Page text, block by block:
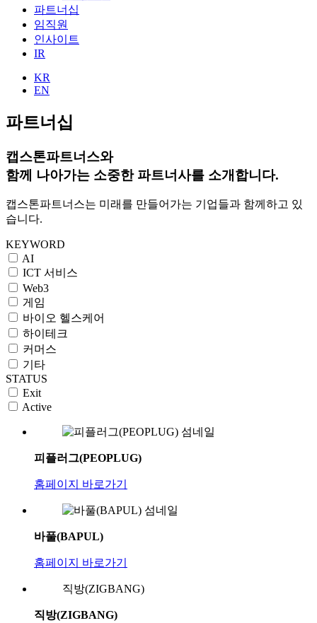
파트너십
임직원
인사이트
IR
KR
EN
파트너십
캡스톤파트너스와
함께 나아가는 소중한 파트너사를 소개합니다.
캡스톤파트너스는 미래를 만들어가는 기업들과 함께하고 있
습니다.
KEYWORD
AI
ICT 서비스
Web3
게임
바이오 헬스케어
하이테크
커머스
기타
STATUS
Exit
Active
피플러그(PEOPLUG)
홈페이지 바로가기
바풀(BAPUL)
홈페이지 바로가기
직방(ZIGBANG)
직방(ZIGBANG)